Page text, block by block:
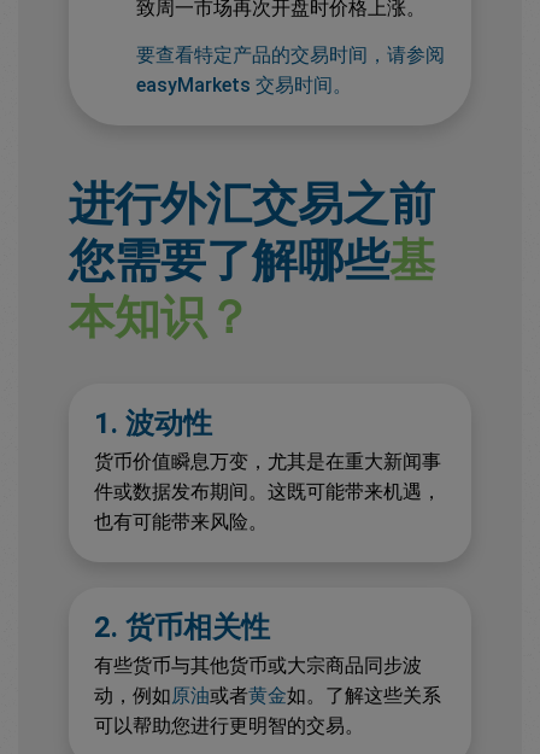
致周一市场再次开盘时价格上涨。
要查看特定产品的交易时间，请参阅
easyMarkets 交易时间。
进行外汇交易之前
您需要了解哪些基
本知识？
1. 波动性
货币价值瞬息万变，尤其是在重大新闻事
件或数据发布期间。这既可能带来机遇，
也有可能带来风险。
2. 货币相关性
有些货币与其他货币或大宗商品同步波
动，例如原油或者黄金如。了解这些关系
可以帮助您进行更明智的交易。